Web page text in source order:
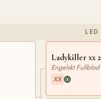
LED
Ladykiller xx
Engelskt Fullblod
XX